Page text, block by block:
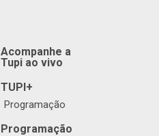
Acompanhe a
Tupi ao vivo
TUPI+
Programação
Programação